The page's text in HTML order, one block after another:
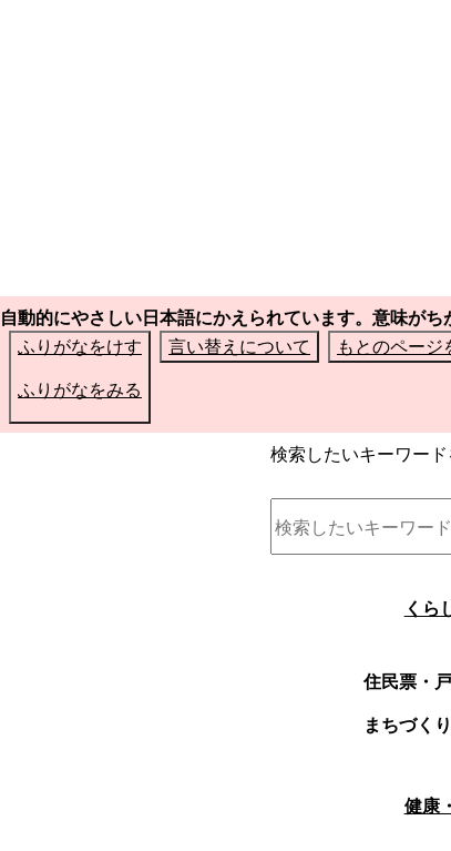
自動的にやさしい日本語にかえられています。意味がち
ふりがなをけす
ふりがなをみる
言い替えについて もとのページ
検索したいキーワー
くら
住民票・
まちづく
健康